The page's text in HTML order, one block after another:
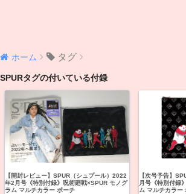
ホーム タグ
SPURタグの付いている付録
【開封レビュー】SPUR（シュプール）2022
年2月号《特別付録》呪術廻戦×SPUR モノグ
ラム マルチカラー ポーチ
【次号予告】
月号《特別付録
ム マルチカラー